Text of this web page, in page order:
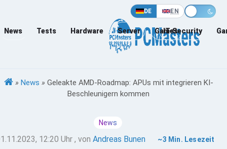
DE EN
News Tests Hardware Server Games
IT-Security
» News » Geleakte AMD-Roadmap: APUs mit integrieren KI-
Beschleunigern kommen
News
12:20 Uhr , vonAndreas Bunen ~3 Min. Lesezeit